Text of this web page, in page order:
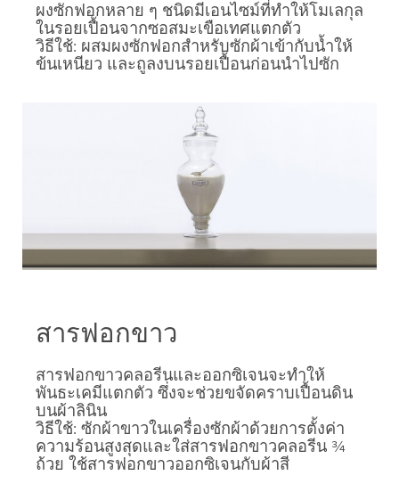
ผงซักฟอกหลาย ๆ ชนิดมีเอนไซม์ที่ทำให้โมเลกุล
ในรอยเปื้อนจากซอสมะเขือเทศแตกตัว
วิธีใช้: ผสมผงซักฟอกสำหรับซักผ้าเข้ากับน้ำให้
ข้นเหนียว และถูลงบนรอยเปื้อนก่อนนำไปซัก
สารฟอกขาว
สารฟอกขาวคลอรีนและออกซิเจนจะทำให้
พันธะเคมีแตกตัว ซึ่งจะช่วยขจัดคราบเปื้อนดิน
บนผ้าลินิน
วิธีใช้: ซักผ้าขาวในเครื่องซักผ้าด้วยการตั้งค่า
ความร้อนสูงสุดและใส่สารฟอกขาวคลอรีน ¾
ถ้วย ใช้สารฟอกขาวออกซิเจนกับผ้าสี